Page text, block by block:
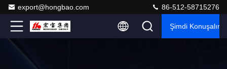
export@hongbao.com 86-512-58715276
Şimdi Konuşalım.